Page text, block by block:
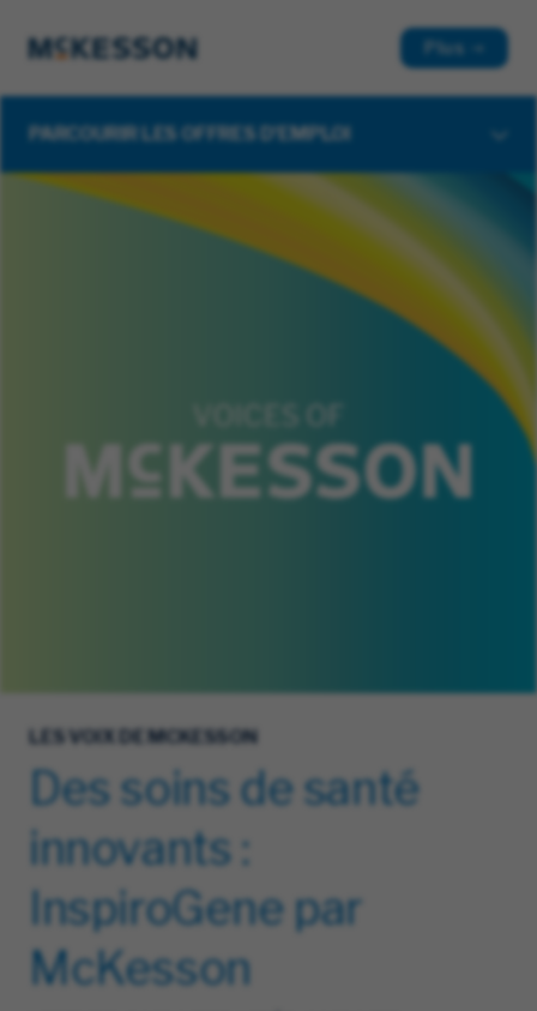
Plus
PARCOURIR LES OFFRES D'EMPLOI
LES VOIX DE MCKESSON
Des soins de santé
innovants :
InspiroGene par
McKesson